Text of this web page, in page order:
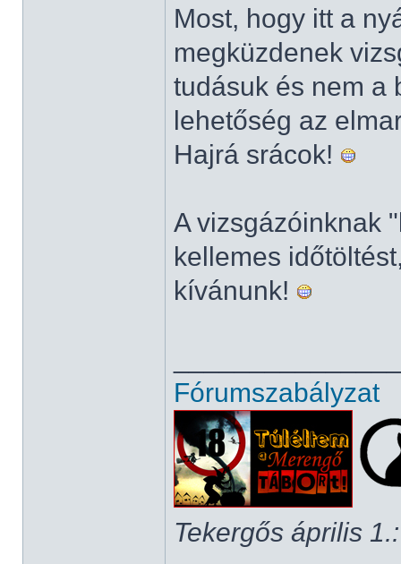
Most, hogy itt a
megküzdenek
tudásuk és nem a
lehetőség az
Hajrá srácok!
A vizsgázóinknak
kellemes
kívánunk!
Fórumszabályzat
Tekergős április 1.: